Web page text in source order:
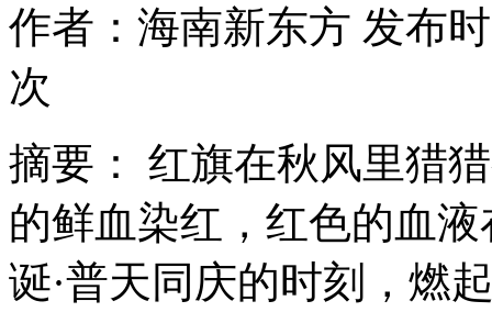
作者：海南新东方 发布
次
摘要： 红旗在秋风里猎
的鲜血染红，红色的血
诞·普天同庆的时刻，燃